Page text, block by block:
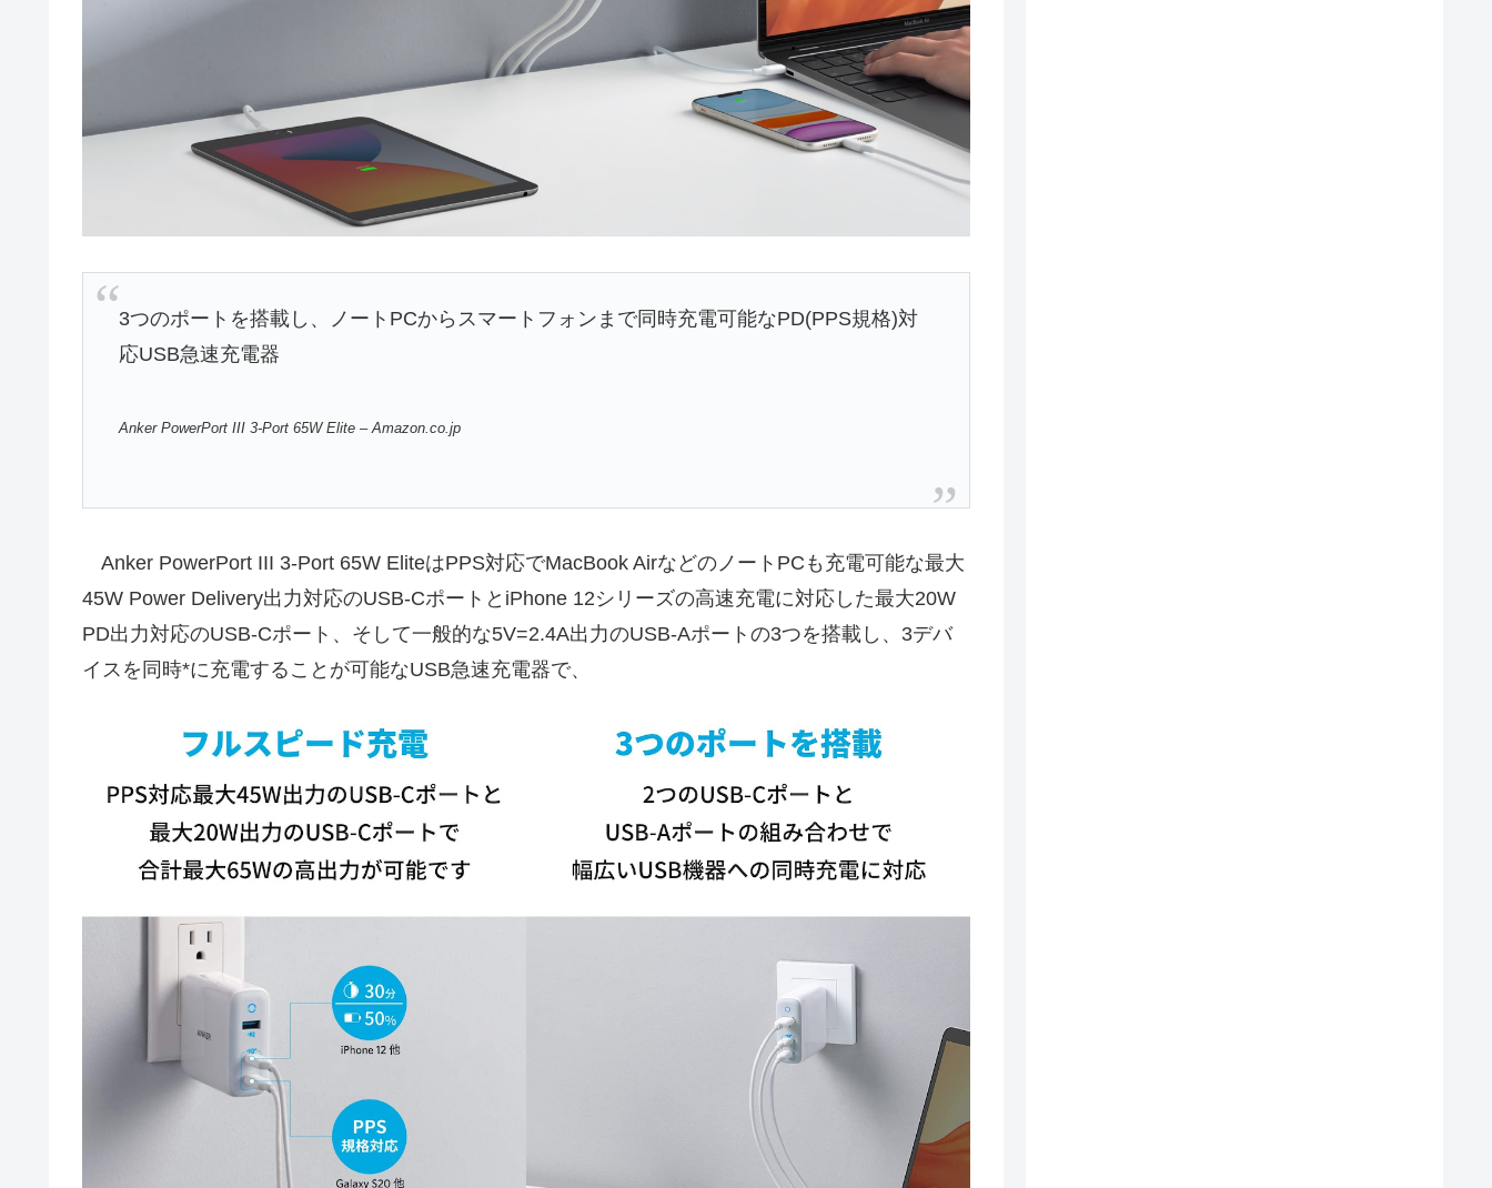
3つのポートを搭載し、ノートPCからスマートフォンまで同時充電可能なPD(PPS規格)対
応USB急速充電器
Anker PowerPort III 3-Port 65W Elite – Amazon.co.jp
Anker PowerPort III 3-Port 65W EliteはPPS対応でMacBook AirなどのノートPCも充電可能な最大
45W Power Delivery出力対応のUSB-CポートとiPhone 12シリーズの高速充電に対応した最大20W
PD出力対応のUSB-Cポート、そして一般的な5V=2.4A出力のUSB-Aポートの3つを搭載し、3デバ
イスを同時*に充電することが可能なUSB急速充電器で、